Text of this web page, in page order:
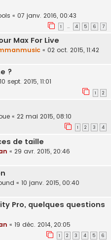
« 07 janv. 2016, 00:43
1 … 4 5 6 7
Max For Live
« 02 oct. 2015, 11:42
?
10 sept. 2015, 11:01
1 2
« 22 mai 2015, 08:10
1 2 3 4
de taille
« 29 avr. 2015, 20:46
« 10 janv. 2015, 00:40
Pro, quelques questions
« 19 déc. 2014, 20:05
1 2 3 4 5 6